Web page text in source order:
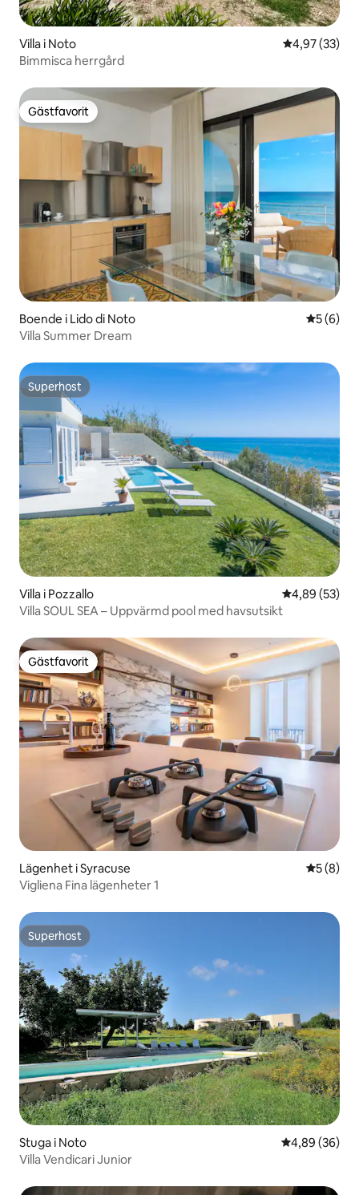
Villa i Noto 4,97 av 5 i
4,97 (33)
Bimmisca herrgård
Gästfavorit
Gästfavorit
Boende i Lido di Noto 5 av 5 i
5 (6)
Villa Summer Dream
Superhost
Superhost
Villa i Pozzallo 4,89 av 5 i
4,89 (53)
Villa SOUL SEA – Uppvärmd pool med havsutsikt
Gästfavorit
Gästfavorit
Lägenhet i Syracuse 5 av 5 i
5 (8)
Vigliena Fina lägenheter 1
Superhost
Superhost
Stuga i Noto 4,89 av 5 i
4,89 (36)
Villa Vendicari Junior